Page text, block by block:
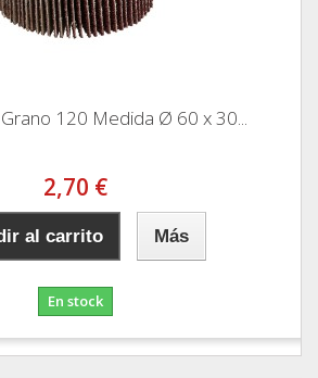
120 Medida Ø 60 x 30...
2,70 €
al carrito Más
En stock